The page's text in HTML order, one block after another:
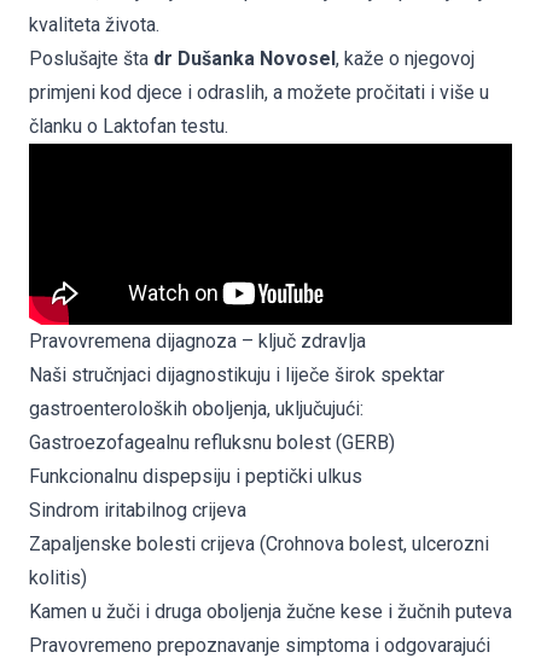
kvaliteta života.
Poslušajte šta dr Dušanka Novosel, kaže o njegovoj
primjeni kod djece i odraslih, a možete pročitati i više u
članku o Laktofan testu.
Pravovremena dijagnoza – ključ zdravlja
Naši stručnjaci dijagnostikuju i liječe širok spektar
gastroenteroloških oboljenja, uključujući:
Gastroezofagealnu refluksnu bolest (GERB)
Funkcionalnu dispepsiju i peptički ulkus
Sindrom iritabilnog crijeva
Zapaljenske bolesti crijeva (Crohnova bolest, ulcerozni
kolitis)
Kamen u žuči i druga oboljenja žučne kese i žučnih puteva
Pravovremeno prepoznavanje simptoma i odgovarajući